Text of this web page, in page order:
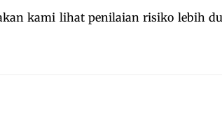
kami lihat penilaian risiko lebih